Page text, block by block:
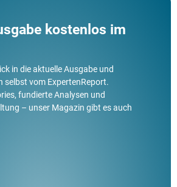
kostenlos im
in die aktuelle Ausgabe und
selbst vom ExpertenReport.
fundierte Analysen und
– unser Magazin gibt es auch